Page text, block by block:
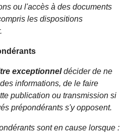
ou l'accès à des documents
les dispositions
exceptionneldécider de ne
informations, de le faire
publication ou transmission si
prépondérants s'y opposent.
sont en cause lorsque :